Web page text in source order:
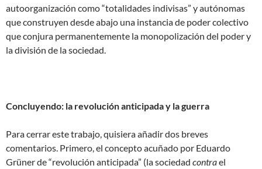
autoorganización como “totalidades indivisas” y autónomas
que construyen desde abajo una instancia de poder colectivo
que conjura permanentemente la monopolización del poder y
la división de la sociedad.
Concluyendo: la revolución anticipada y la guerra
Para cerrar este trabajo, quisiera añadir dos breves
comentarios. Primero, el concepto acuñado por Eduardo
Grüner de “revolución anticipada” (la sociedad contrael